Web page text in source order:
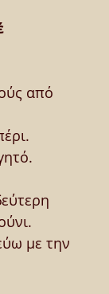
από
με την